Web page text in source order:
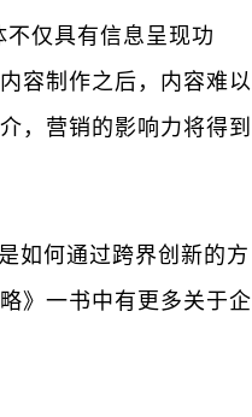
仅具有信息呈现功
容制作之后，内容难以
，营销的影响力将得到
如何通过跨界创新的方
》一书中有更多关于企